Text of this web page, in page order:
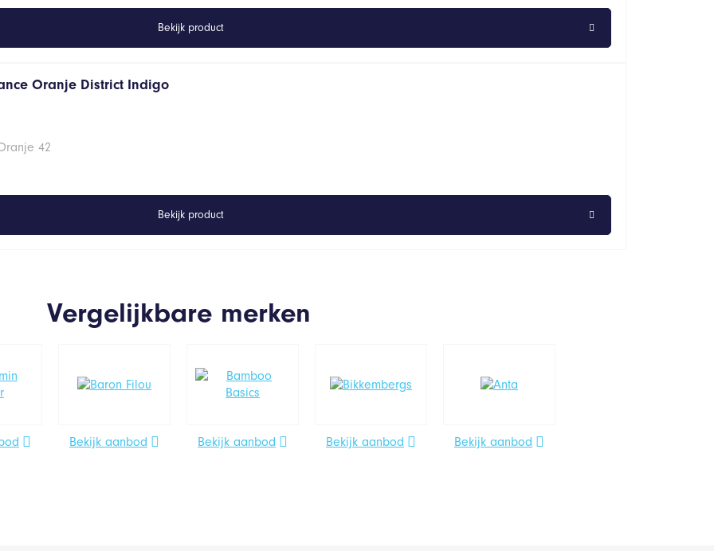
Bekijk product
Oranje District Indigo
42
Bekijk product
Vergelijkbare merken
Bekijk aanbod Bekijk aanbod Bekijk aanbod Bekijk aanbod